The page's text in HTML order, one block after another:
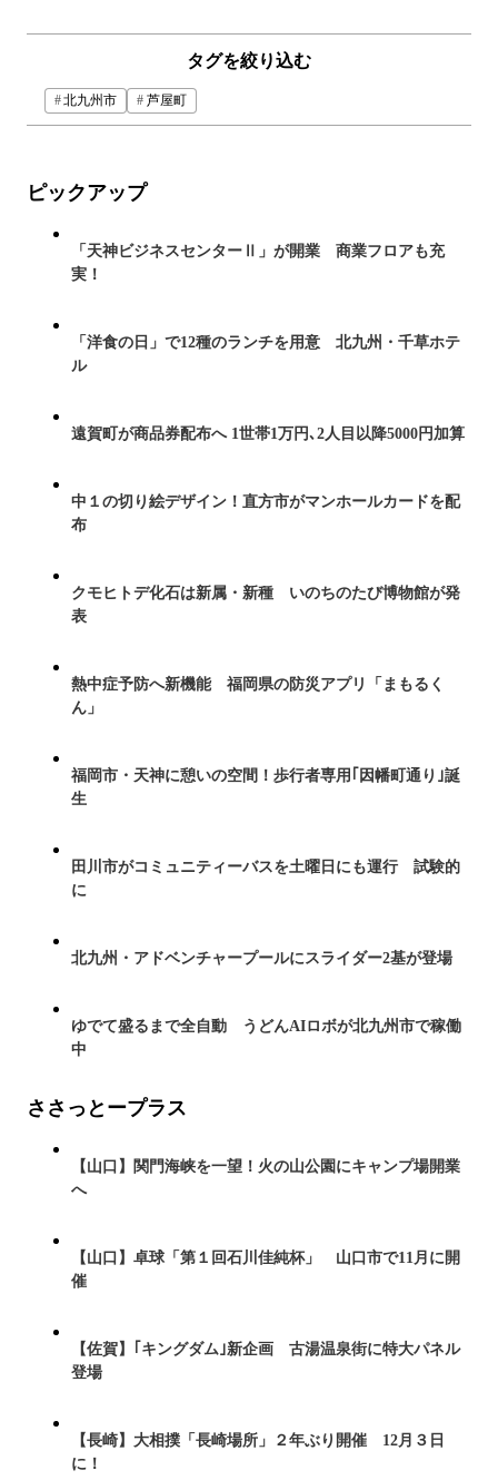
タグを絞り込む
北九州市 芦屋町
ピックアップ
「天神ビジネスセンターⅡ」が開業 商業フロアも充
実！
「洋食の日」で12種のランチを用意 北九州・千草ホテ
ル
遠賀町が商品券配布へ 1世帯1万円､2人目以降5000円加算
中１の切り絵デザイン！直方市がマンホールカードを配
布
クモヒトデ化石は新属・新種 いのちのたび博物館が発
表
熱中症予防へ新機能 福岡県の防災アプリ「まもるく
ん」
福岡市・天神に憩いの空間！歩行者専用｢因幡町通り｣誕
生
田川市がコミュニティーバスを土曜日にも運行 試験的
に
北九州・アドベンチャープールにスライダー2基が登場
ゆでて盛るまで全自動 うどんAIロボが北九州市で稼働
中
ささっとープラス
【山口】関門海峡を一望！火の山公園にキャンプ場開業
へ
【山口】卓球「第１回石川佳純杯」 山口市で11月に開
催
【佐賀】｢キングダム｣新企画 古湯温泉街に特大パネル
登場
【長崎】大相撲「長崎場所」２年ぶり開催 12月３日
に！